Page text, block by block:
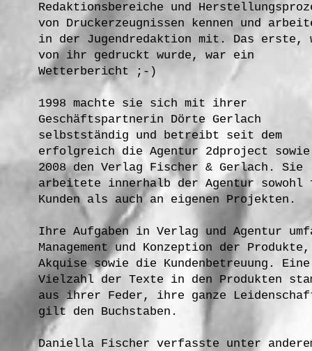
Redaktionsbereiche und
von Druckerzeugnissen kennen und
in der Jugendredaktion mit. Das erste,
von ihr gedruckt wurde, war ein
Wetterbericht ;-)
1998 machte sie sich mit ihrer
Geschäftspartnerin Dörte Gerlach
selbstständig und betreibt seit dem
erfolgreich die Agentur 2dproject
2008 den Verlag Fischer & Gerlach. Sie
arbeitete innerhalb der Agentur sowohl
Kunden als auch an eigenen Projekten.
Ihre Aufgaben in Verlag und Agentur
Management und Konzeption der Produkte,
Akquise sowie die Kundenbetreuung. Eine
Vielzahl der Texte in den Produkten
aus ihrer Feder, ihre ganze
gilt den Buchstaben.
Daniella Fischer verfasste unter